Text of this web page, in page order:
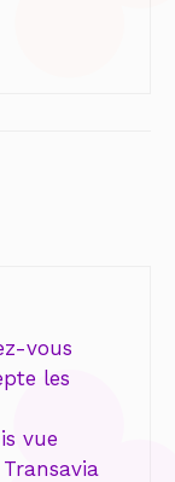
vous
les
vue